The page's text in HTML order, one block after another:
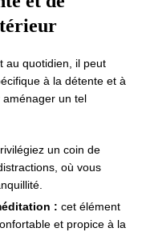
au quotidien, il peut
à la détente et à
aménager un tel
un coin de
où vous
: cet élément
et propice à la